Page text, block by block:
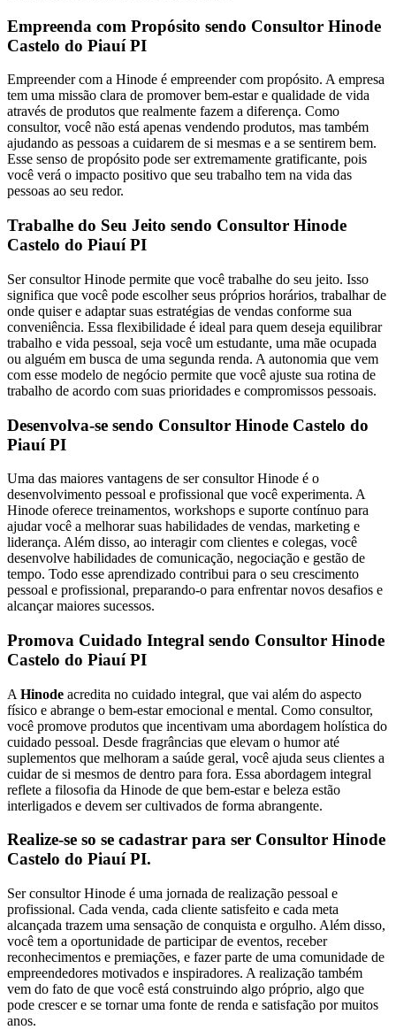
Empreenda com Propósito sendo Consultor Hinode
Castelo do Piauí PI
Empreender com a Hinode é empreender com propósito. A empresa
tem uma missão clara de promover bem-estar e qualidade de vida
através de produtos que realmente fazem a diferença. Como
consultor, você não está apenas vendendo produtos, mas também
ajudando as pessoas a cuidarem de si mesmas e a se sentirem bem.
Esse senso de propósito pode ser extremamente gratificante, pois
você verá o impacto positivo que seu trabalho tem na vida das
pessoas ao seu redor.
Trabalhe do Seu Jeito sendo Consultor Hinode
Castelo do Piauí PI
Ser consultor Hinode permite que você trabalhe do seu jeito. Isso
significa que você pode escolher seus próprios horários, trabalhar de
onde quiser e adaptar suas estratégias de vendas conforme sua
conveniência. Essa flexibilidade é ideal para quem deseja equilibrar
trabalho e vida pessoal, seja você um estudante, uma mãe ocupada
ou alguém em busca de uma segunda renda. A autonomia que vem
com esse modelo de negócio permite que você ajuste sua rotina de
trabalho de acordo com suas prioridades e compromissos pessoais.
Desenvolva-se sendo Consultor Hinode Castelo do
Piauí PI
Uma das maiores vantagens de ser consultor Hinode é o
desenvolvimento pessoal e profissional que você experimenta. A
Hinode oferece treinamentos, workshops e suporte contínuo para
ajudar você a melhorar suas habilidades de vendas, marketing e
liderança. Além disso, ao interagir com clientes e colegas, você
desenvolve habilidades de comunicação, negociação e gestão de
tempo. Todo esse aprendizado contribui para o seu crescimento
pessoal e profissional, preparando-o para enfrentar novos desafios e
alcançar maiores sucessos.
Promova Cuidado Integral sendo Consultor Hinode
Castelo do Piauí PI
A Hinode acredita no cuidado integral, que vai além do aspecto
físico e abrange o bem-estar emocional e mental. Como consultor,
você promove produtos que incentivam uma abordagem holística do
cuidado pessoal. Desde fragrâncias que elevam o humor até
suplementos que melhoram a saúde geral, você ajuda seus clientes a
cuidar de si mesmos de dentro para fora. Essa abordagem integral
reflete a filosofia da Hinode de que bem-estar e beleza estão
interligados e devem ser cultivados de forma abrangente.
Realize-se so se cadastrar para ser Consultor Hinode
Castelo do Piauí PI.
Ser consultor Hinode é uma jornada de realização pessoal e
profissional. Cada venda, cada cliente satisfeito e cada meta
alcançada trazem uma sensação de conquista e orgulho. Além disso,
você tem a oportunidade de participar de eventos, receber
reconhecimentos e premiações, e fazer parte de uma comunidade de
empreendedores motivados e inspiradores. A realização também
vem do fato de que você está construindo algo próprio, algo que
pode crescer e se tornar uma fonte de renda e satisfação por muitos
anos.